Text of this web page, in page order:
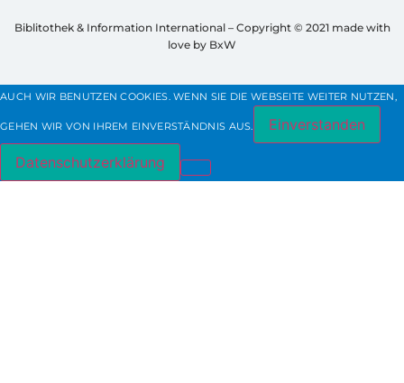
Biblitothek & Information International – Copyright © 2021 made with
love by BxW
AUCH WIR BENUTZEN COOKIES. WENN SIE DIE WEBSEITE WEITER NUTZEN,
GEHEN WIR VON IHREM EINVERSTÄNDNIS AUS. Einverstanden
Datenschutzerklärung